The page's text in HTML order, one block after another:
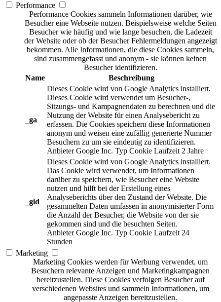
Performance
Performance Cookies sammeln Informationen darüber, wie
Besucher eine Webseite nutzen. Beispielsweise welche Seiten
Besucher wie häufig und wie lange besuchen, die Ladezeit
der Website oder ob der Besucher Fehlermeldungen angezeigt
bekommen. Alle Informationen, die diese Cookies sammeln,
sind zusammengefasst und anonym - sie können keinen
Besucher identifizieren.
Name
Beschreibung
_ga
Dieses Cookie wird von Google Analytics installiert.
Dieses Cookie wird verwendet um Besucher-,
Sitzungs- und Kampagnendaten zu berechnen und die
Nutzung der Website für einen Analysebericht zu
erfassen. Die Cookies speichern diese Informationen
anonym und weisen eine zufällig generierte Nummer
Besuchern zu um sie eindeutig zu identifizieren.
Anbieter Google Inc. Typ Cookie Laufzeit 2 Jahre
_gid
Dieses Cookie wird von Google Analytics installiert.
Das Cookie wird verwendet, um Informationen
darüber zu speichern, wie Besucher eine Website
nutzen und hilft bei der Erstellung eines
Analyseberichts über den Zustand der Website. Die
gesammelten Daten umfassen in anonymisierter Form
die Anzahl der Besucher, die Website von der sie
gekommen sind und die besuchten Seiten.
Anbieter Google Inc. Typ Cookie Laufzeit 24
Stunden
Marketing
Marketing Cookies werden für Werbung verwendet, um
Besuchern relevante Anzeigen und Marketingkampagnen
bereitzustellen. Diese Cookies verfolgen Besucher auf
verschiedenen Websites und sammeln Informationen, um
angepasste Anzeigen bereitzustellen.